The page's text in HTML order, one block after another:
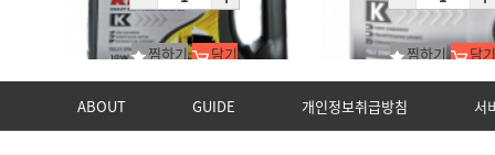
찜하기 담기 찜하기 담기
ABOUT GUIDE 개인정보취급방침 서